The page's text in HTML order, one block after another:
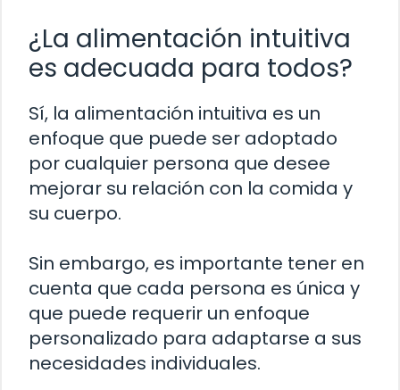
¿La alimentación intuitiva
es adecuada para todos?
Sí, la alimentación intuitiva es un
enfoque que puede ser adoptado
por cualquier persona que desee
mejorar su relación con la comida y
su cuerpo.
Sin embargo, es importante tener en
cuenta que cada persona es única y
que puede requerir un enfoque
personalizado para adaptarse a sus
necesidades individuales.